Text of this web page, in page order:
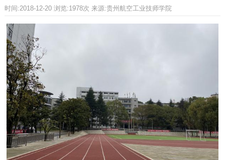
时间:2018-12-20 浏览:1978次 来源:贵州航空工业技师学院